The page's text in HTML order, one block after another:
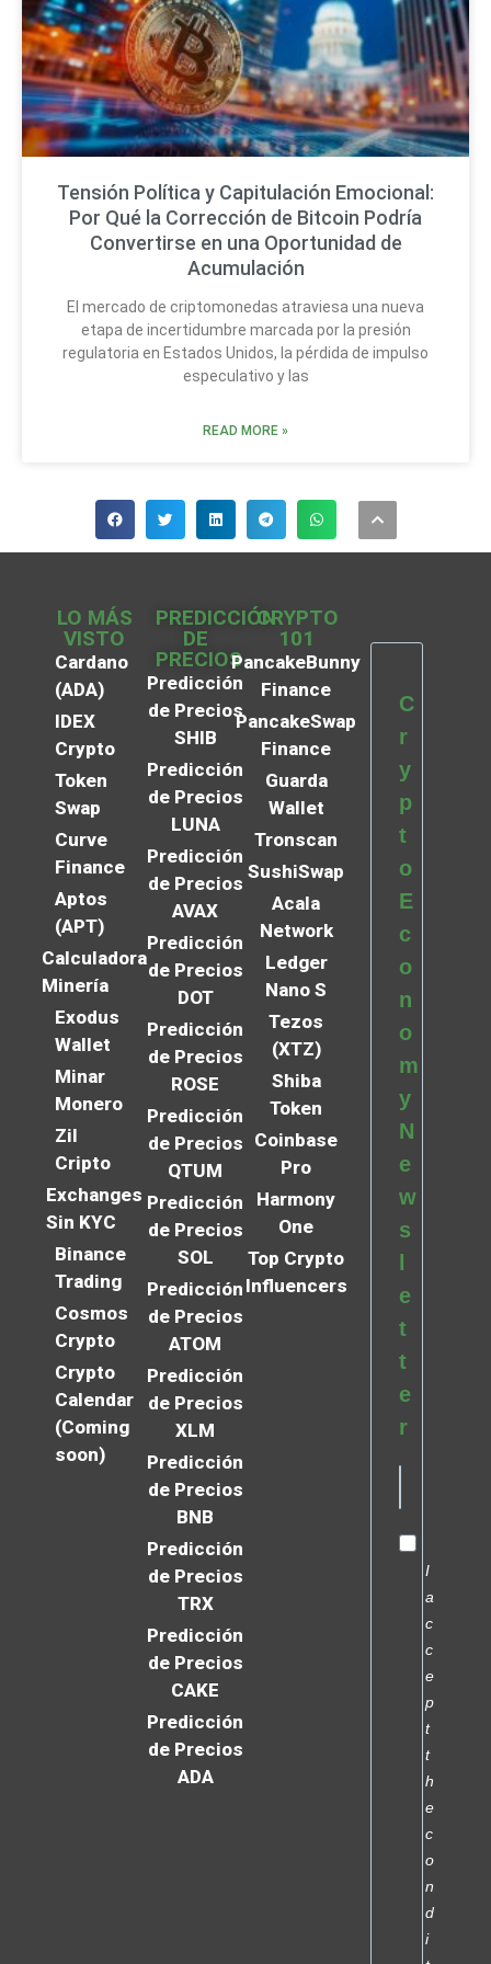
Tensión Política y Capitulación Emocional:
Por Qué la Corrección de Bitcoin Podría
Convertirse en una Oportunidad de
Acumulación
El mercado de criptomonedas atraviesa una nueva
etapa de incertidumbre marcada por la presión
regulatoria en Estados Unidos, la pérdida de impulso
especulativo y las
READ MORE »
LO MÁS
VISTO
Cardano
(ADA)
IDEX
Crypto
Token
Swap
Curve
Finance
Aptos
(APT)
Calculadora
Minería
Exodus
Wallet
Minar
Monero
Zil
Cripto
Exchanges
Sin KYC
Binance
Trading
Cosmos
Crypto
Crypto
Calendar
(Coming
soon)
PREDICCIÓN
DE
PRECIOS
Predicción
de Precios
SHIB
Predicción
de Precios
LUNA
Predicción
de Precios
AVAX
Predicción
de Precios
DOT
Predicción
de Precios
ROSE
Predicción
de Precios
QTUM
Predicción
de Precios
SOL
Predicción
de Precios
ATOM
Predicción
de Precios
XLM
Predicción
de Precios
BNB
Predicción
de Precios
TRX
Predicción
de Precios
CAKE
Predicción
de Precios
ADA
CRYPTO
101
PancakeBunny
Finance
PancakeSwap
Finance
Guarda
Wallet
Tronscan
SushiSwap
Acala
Network
Ledger
Nano S
Tezos
(XTZ)
Shiba
Token
Coinbase
Pro
Harmony
One
Top Crypto
Influencers
C
r
y
p
t
o
E
c
o
n
o
m
y
N
e
w
s
e
t
t
e
r
I
a
c
c
e
p
t
t
h
e
c
o
n
d
i